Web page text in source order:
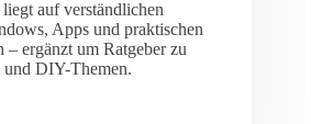
auf verständlichen
Apps und praktischen
– ergänzt um Ratgeber zu
und DIY-Themen.